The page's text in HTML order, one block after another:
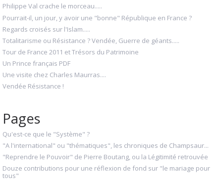
Philippe Val crache le morceau.....
Pourrait-il, un jour, y avoir une "bonne" République en France ?
Regards croisés sur l'Islam.....
Totalitarisme ou Résistance ? Vendée, Guerre de géants.....
Tour de France 2011 et Trésors du Patrimoine
Un Prince français PDF
Une visite chez Charles Maurras....
Vendée Résistance !
Pages
Qu'est-ce que le "Système" ?
"A l'international" ou "thématiques", les chroniques de Champsaur...
"Reprendre le Pouvoir" de Pierre Boutang, ou la Légitimité retrouvée
Douze contributions pour une réflexion de fond sur "le mariage pour
tous"